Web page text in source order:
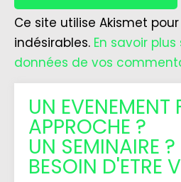
Ce site utilise Akismet
indésirables. En savoir
données de vos
UN EVENEMENT
APPROCHE ?
UN SEMINAIRE ?
BESOIN D'ETRE